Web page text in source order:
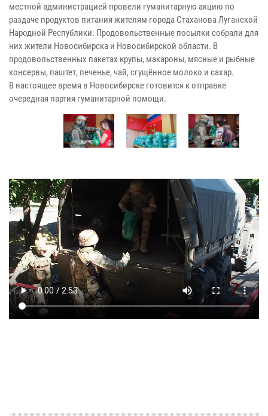
местной администрацией провели гуманитарную акцию по
раздаче продуктов питания жителям города Стаханова Луганской
Народной Республики. Продовольственные посылки собрали для
них жители Новосибирска и Новосибирской области. В
продовольственных пакетах крупы, макароны, мясные и рыбные
консервы, паштет, печенье, чай, сгущённое молоко и сахар.
В настоящее время в Новосибирске готовится к отправке
очередная партия гуманитарной помощи.